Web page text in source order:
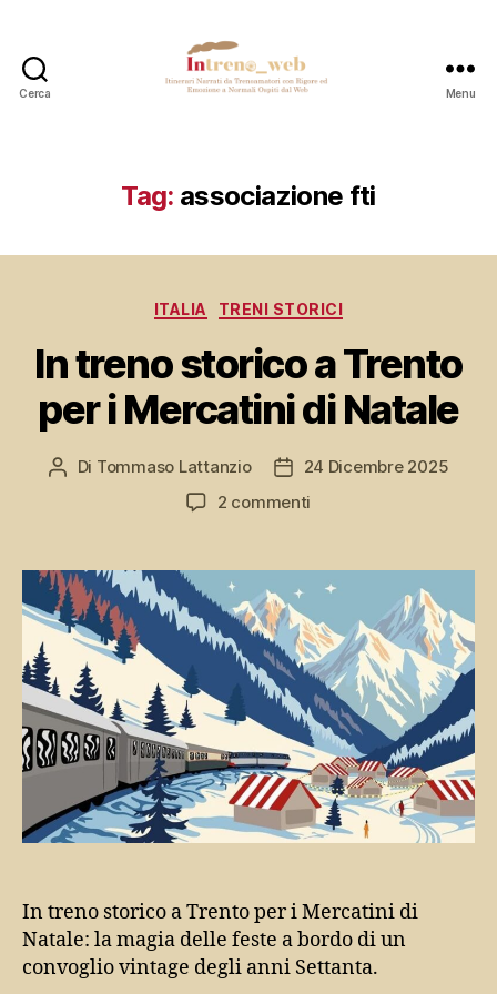
Cerca Menu
Tag: associazione fti
Categorie
ITALIA TRENI STORICI
In treno storico a Trento
per i Mercatini di Natale
Autore
Di Tommaso Lattanzio
Data
dell'articolo
24 Dicembre 2025
2 commenti
storico
Trento
per
i
Mercatini
di
Natale
In treno storico a Trento per i Mercatini di
Natale: la magia delle feste a bordo di un
convoglio vintage degli anni Settanta.